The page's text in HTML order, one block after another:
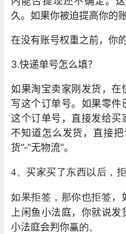
久。如果你被迫提高你的
在没有账号权重之前，你
3.快递单号怎么填？
如果淘宝卖家刚发货，在
写这个订单号。如果零件
这个订单号，直接发给买
不知道怎么发货，直接
货”-“无物流”。
4、买家买了东西以后，
如果拒签，那你也拒签，
上闲鱼小法庭，你就说
小法庭会判你赢的。